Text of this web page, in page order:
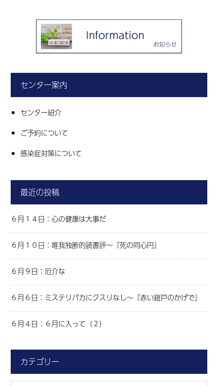
センター案内
センター紹介
ご予約について
感染症対策について
最近の投稿
６月１４日：心の健康は大事だ
６月１０日：唯我独断的読書評～『死の同心円』
６月９日：厄介な
６月６日：ミステリバカにクスリなし～『赤い鎧戸のかげで』
６月４日：６月に入って（２）
カテゴリー